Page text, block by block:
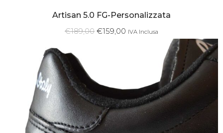
Artisan 5.0 FG-Personalizzata
€189,00 €159,00 IVA Inclusa